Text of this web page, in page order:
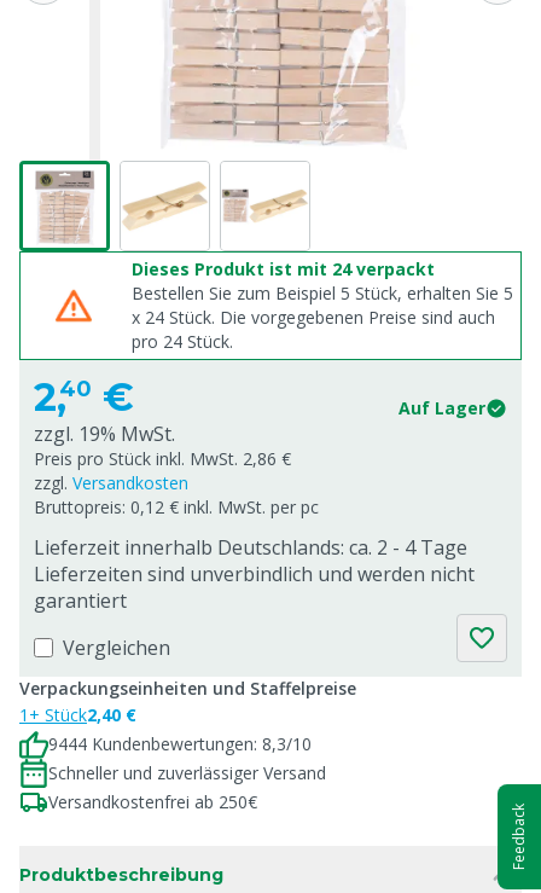
Dieses Produkt ist mit 24 verpackt
Bestellen Sie zum Beispiel 5 Stück, erhalten Sie 5
x 24 Stück. Die vorgegebenen Preise sind auch
pro 24 Stück.
2,40 € Auf Lager
zzgl. 19% MwSt.
Preis pro Stück inkl. MwSt. 2,86 €
zzgl. Versandkosten
Bruttopreis: 0,12 € inkl. MwSt. per pc
Lieferzeit innerhalb Deutschlands: ca. 2 - 4 Tage
Lieferzeiten sind unverbindlich und werden nicht
garantiert
Vergleichen
Verpackungseinheiten und Staffelpreise
1+ Stück2,40 €
9444 Kundenbewertungen: 8,3/10
Schneller und zuverlässiger Versand
Versandkostenfrei ab 250€
Produktbeschreibung
Feedback